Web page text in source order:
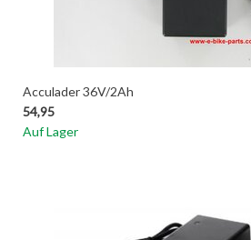
Acculader 36V/2Ah
54,95
Auf Lager